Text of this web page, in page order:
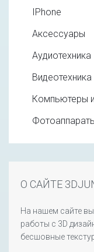
IPhone
Аксессуары
Аудиотехника
Видеотехника
Компьютеры
О САЙТЕ
На нашем сайте
работы с 3D
бесшовные